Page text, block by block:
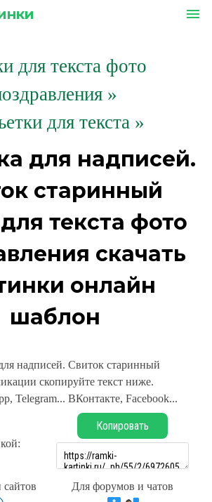
menu
для текста фото
»
для текста »
для надписей.
старинный
текста фото
скачать
онлайн
шаблон
надписей. Свиток старинный
скопируйте текст ниже.
Telegram... ВКонтакте, Facebook...
Копировать
сайтов Для форумов и чатов